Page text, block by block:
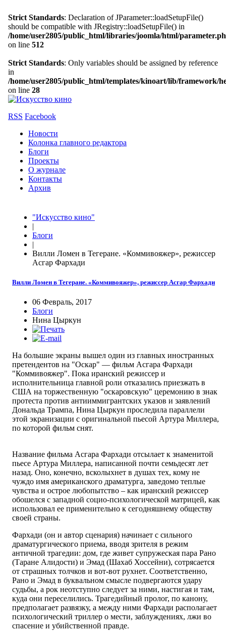
Strict Standards: Declaration of JParameter::loadSetupFile()
should be compatible with JRegistry::loadSetupFile() in
/home/user2805/public_html/libraries/joomla/html/
on line 512
Strict Standards: Only variables should be assigned by reference
in
/home/user2805/public_html/templates/kinoart/lib/framework/
on line 28
RSS Facebook
Новости
Колонка главного редактора
Блоги
Проекты
О журнале
Контакты
Архив
"Искусство кино"
|
Блоги
|
Вилли Ломен в Тегеране. «Коммивояжер», режиссер
Асгар Фархади
Вилли Ломен в Тегеране. «Коммивояжер», режиссер Асгар Фархади
06 Февраль, 2017
Блоги
Нина Цыркун
На большие экраны вышел один из главных иностранных
претендентов на "Оскар" — фильм Асгара Фархади
"Коммивояжер". Пока иранский режиссер и
исполнительница главной роли отказались приезжать в
США на торжественную "оскаровскую" церемонию в знак
протеста против антииммигрантских указов и заявлений
Дональда Трампа, Нина Цыркун проследила параллели
этой экранизации с оригинальной пьесой Артура Миллера,
по которой фильм снят.
Название фильма Асгара Фархади отсылает к знаменитой
пьесе Артура Миллера, написанной почти семьдесят лет
назад. Оно, конечно, всколыхнет в душах тех, кому не
чуждо имя американского драматурга, заведомо теплые
чувства и острое любопытство – как иранский режиссер
обошелся с западной социо-психологической матрицей, как
использовал ее применительно к сегодняшнему обществу
своей страны.
Фархади (он и автор сценария) начинает с сильного
драматургического приема, вводя зрителя в режим
античной трагедии: дом, где живет супружеская пара Рано
(Таране Алидости) и Эмад (Шахаб Хоссейни), сотрясается
от страшных толчков и вот-вот рухнет. Соответственно,
Рано и Эмад в буквальном смысле подвергаются удару
судьбы, а рок неотступно следует за ними, настигая и там,
куда они переселились. Трагедийный пролог, по канону,
предполагает развязку, а между ними Фархади располагает
психологический триллер о мести, заблуждениях, лжи во
спасение и убийственной правде.